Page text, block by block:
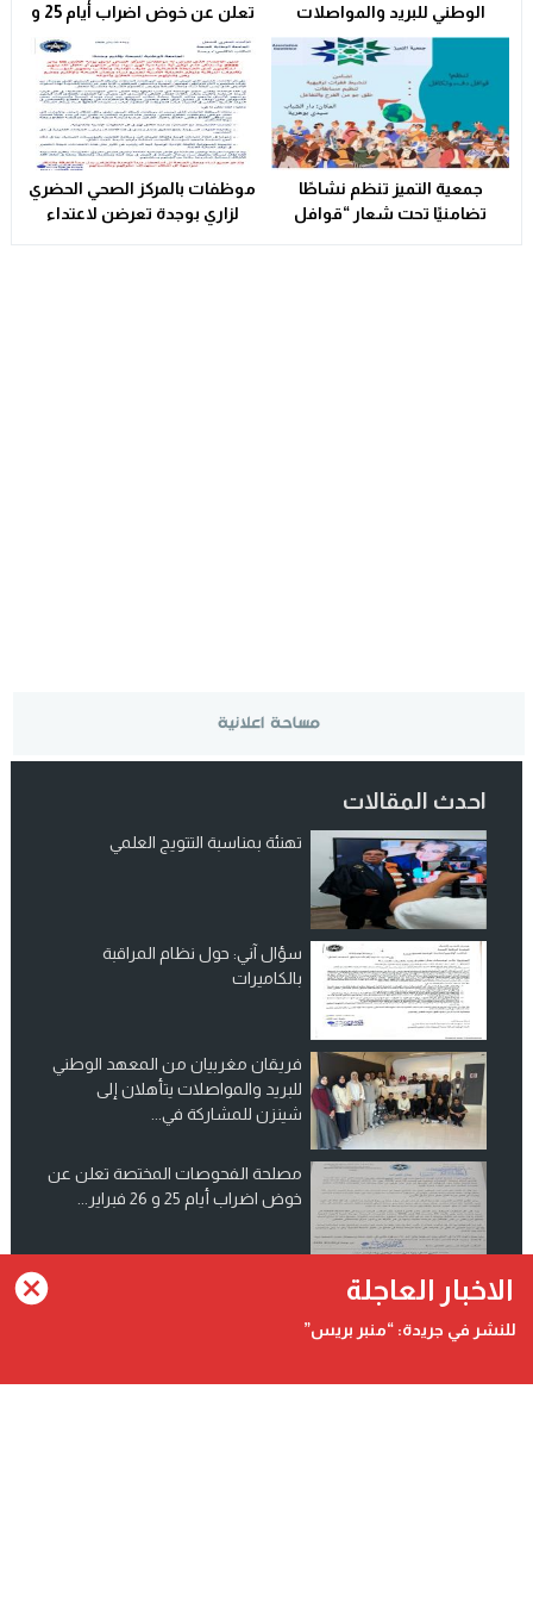
الوطني للبريد والمواصلات
يتأهلان إلى شينزن للمشاركة في
المرحلة العالمية من
مسابقة Huawei ICT
Competition 2025-2026
تعلن عن خوض اضراب أيام 25 و
جمعية التميز تنظم نشاطًا
تضامنيًا تحت شعار “قوافل
موظفات بالمركز الصحي الحضري
لزاري بوجدة تعرضن لاعتداء
احدث المقالات
تهنئة بمناسبة التتويج العلمي
سؤال آني: حول نظام المراقبة
بالكاميرات
فريقان مغربيان من المعهد الوطني
للبريد والمواصلات يتأهلان إلى
شينزن للمشاركة في...
مصلحة الفحوصات المختصة تعلن عن
خوض اضراب أيام 25 و 26 فبراير...
انضم الينا على فيسبوك
الاخبار العاجلة
للنشر في جريدة: “منبر بريس”